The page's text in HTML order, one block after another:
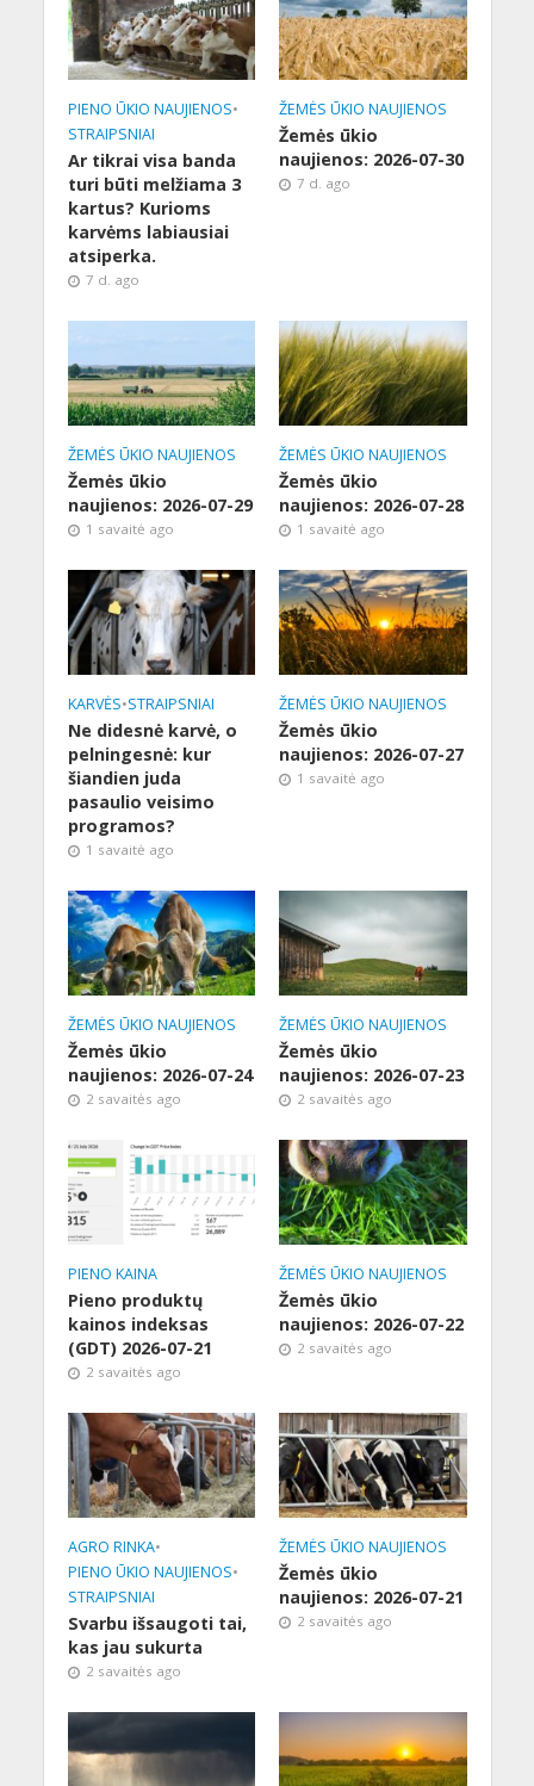
PIENO ŪKIO NAUJIENOS•
STRAIPSNIAI
Ar tikrai visa banda
turi būti melžiama 3
kartus? Kurioms
karvėms labiausiai
atsiperka.
7 d. ago
ŽEMĖS ŪKIO NAUJIENOS
Žemės ūkio
naujienos: 2026-07-30
7 d. ago
ŽEMĖS ŪKIO NAUJIENOS
Žemės ūkio
naujienos: 2026-07-29
1 savaitė ago
ŽEMĖS ŪKIO NAUJIENOS
Žemės ūkio
naujienos: 2026-07-28
1 savaitė ago
KARVĖS•STRAIPSNIAI
Ne didesnė karvė, o
pelningesnė: kur
šiandien juda
pasaulio veisimo
programos?
1 savaitė ago
ŽEMĖS ŪKIO NAUJIENOS
Žemės ūkio
naujienos: 2026-07-27
1 savaitė ago
ŽEMĖS ŪKIO NAUJIENOS
Žemės ūkio
naujienos: 2026-07-24
2 savaitės ago
ŽEMĖS ŪKIO NAUJIENOS
Žemės ūkio
naujienos: 2026-07-23
2 savaitės ago
PIENO KAINA
Pieno produktų
kainos indeksas
(GDT) 2026-07-21
2 savaitės ago
ŽEMĖS ŪKIO NAUJIENOS
Žemės ūkio
naujienos: 2026-07-22
2 savaitės ago
AGRO RINKA•
PIENO ŪKIO NAUJIENOS•
STRAIPSNIAI
Svarbu išsaugoti tai,
kas jau sukurta
2 savaitės ago
ŽEMĖS ŪKIO NAUJIENOS
Žemės ūkio
naujienos: 2026-07-21
2 savaitės ago